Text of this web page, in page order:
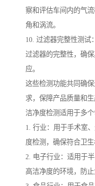
察和评估车间内的气
角和涡流。
10. 过滤器完整性测试
过滤器的完整性，确
应。
这些检测功能共同确
求，保障产品质量和生
洁净度检测适用于多
1. 行业：用于手术室
度检测，确保符合卫生
2. 电子行业：适用于
高洁净度的环境，防止